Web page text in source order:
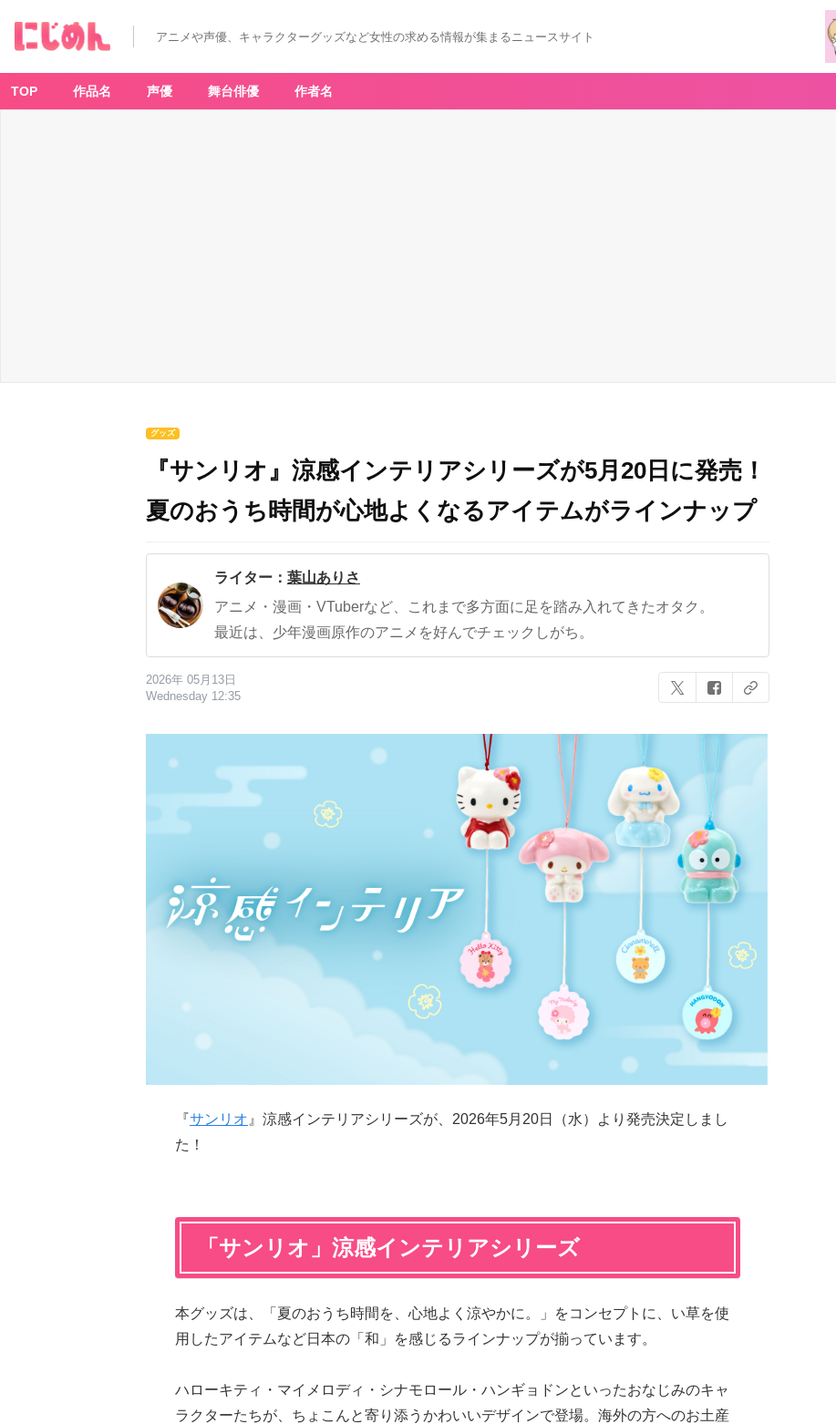
アニメや声優、キャラクターグッズなど女性の求める情報が集まるニュースサイト
TOP 作品名 声優 舞台俳優 作者名
グッズ
『サンリオ』涼感インテリアシリーズが5月20日に発売！
夏のおうち時間が心地よくなるアイテムがラインナップ
ライター： 葉山ありさ
アニメ・漫画・VTuberなど、これまで多方面に足を踏み入れてきたオタク。
最近は、少年漫画原作のアニメを好んでチェックしがち。
2026年 05月13日
Wednesday 12:35
『サンリオ 』涼感インテリアシリーズが、2026年5月20日（水）より発売決定しまし
た！
「サンリオ」涼感インテリアシリーズ
本グッズは、「夏のおうち時間を、心地よく涼やかに。」をコンセプトに、い草を使
用したアイテムなど日本の「和」を感じるラインナップが揃っています。
ハローキティ・マイメロディ・シナモロール・ハンギョドンといったおなじみのキャ
ラクターたちが、ちょこんと寄り添うかわいいデザインで登場。海外の方へのお土産